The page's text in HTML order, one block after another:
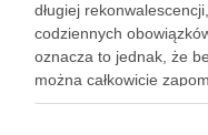
długiej
codziennych
oznacza to jednak, że
można całkowicie
Pierwsze godziny i dni